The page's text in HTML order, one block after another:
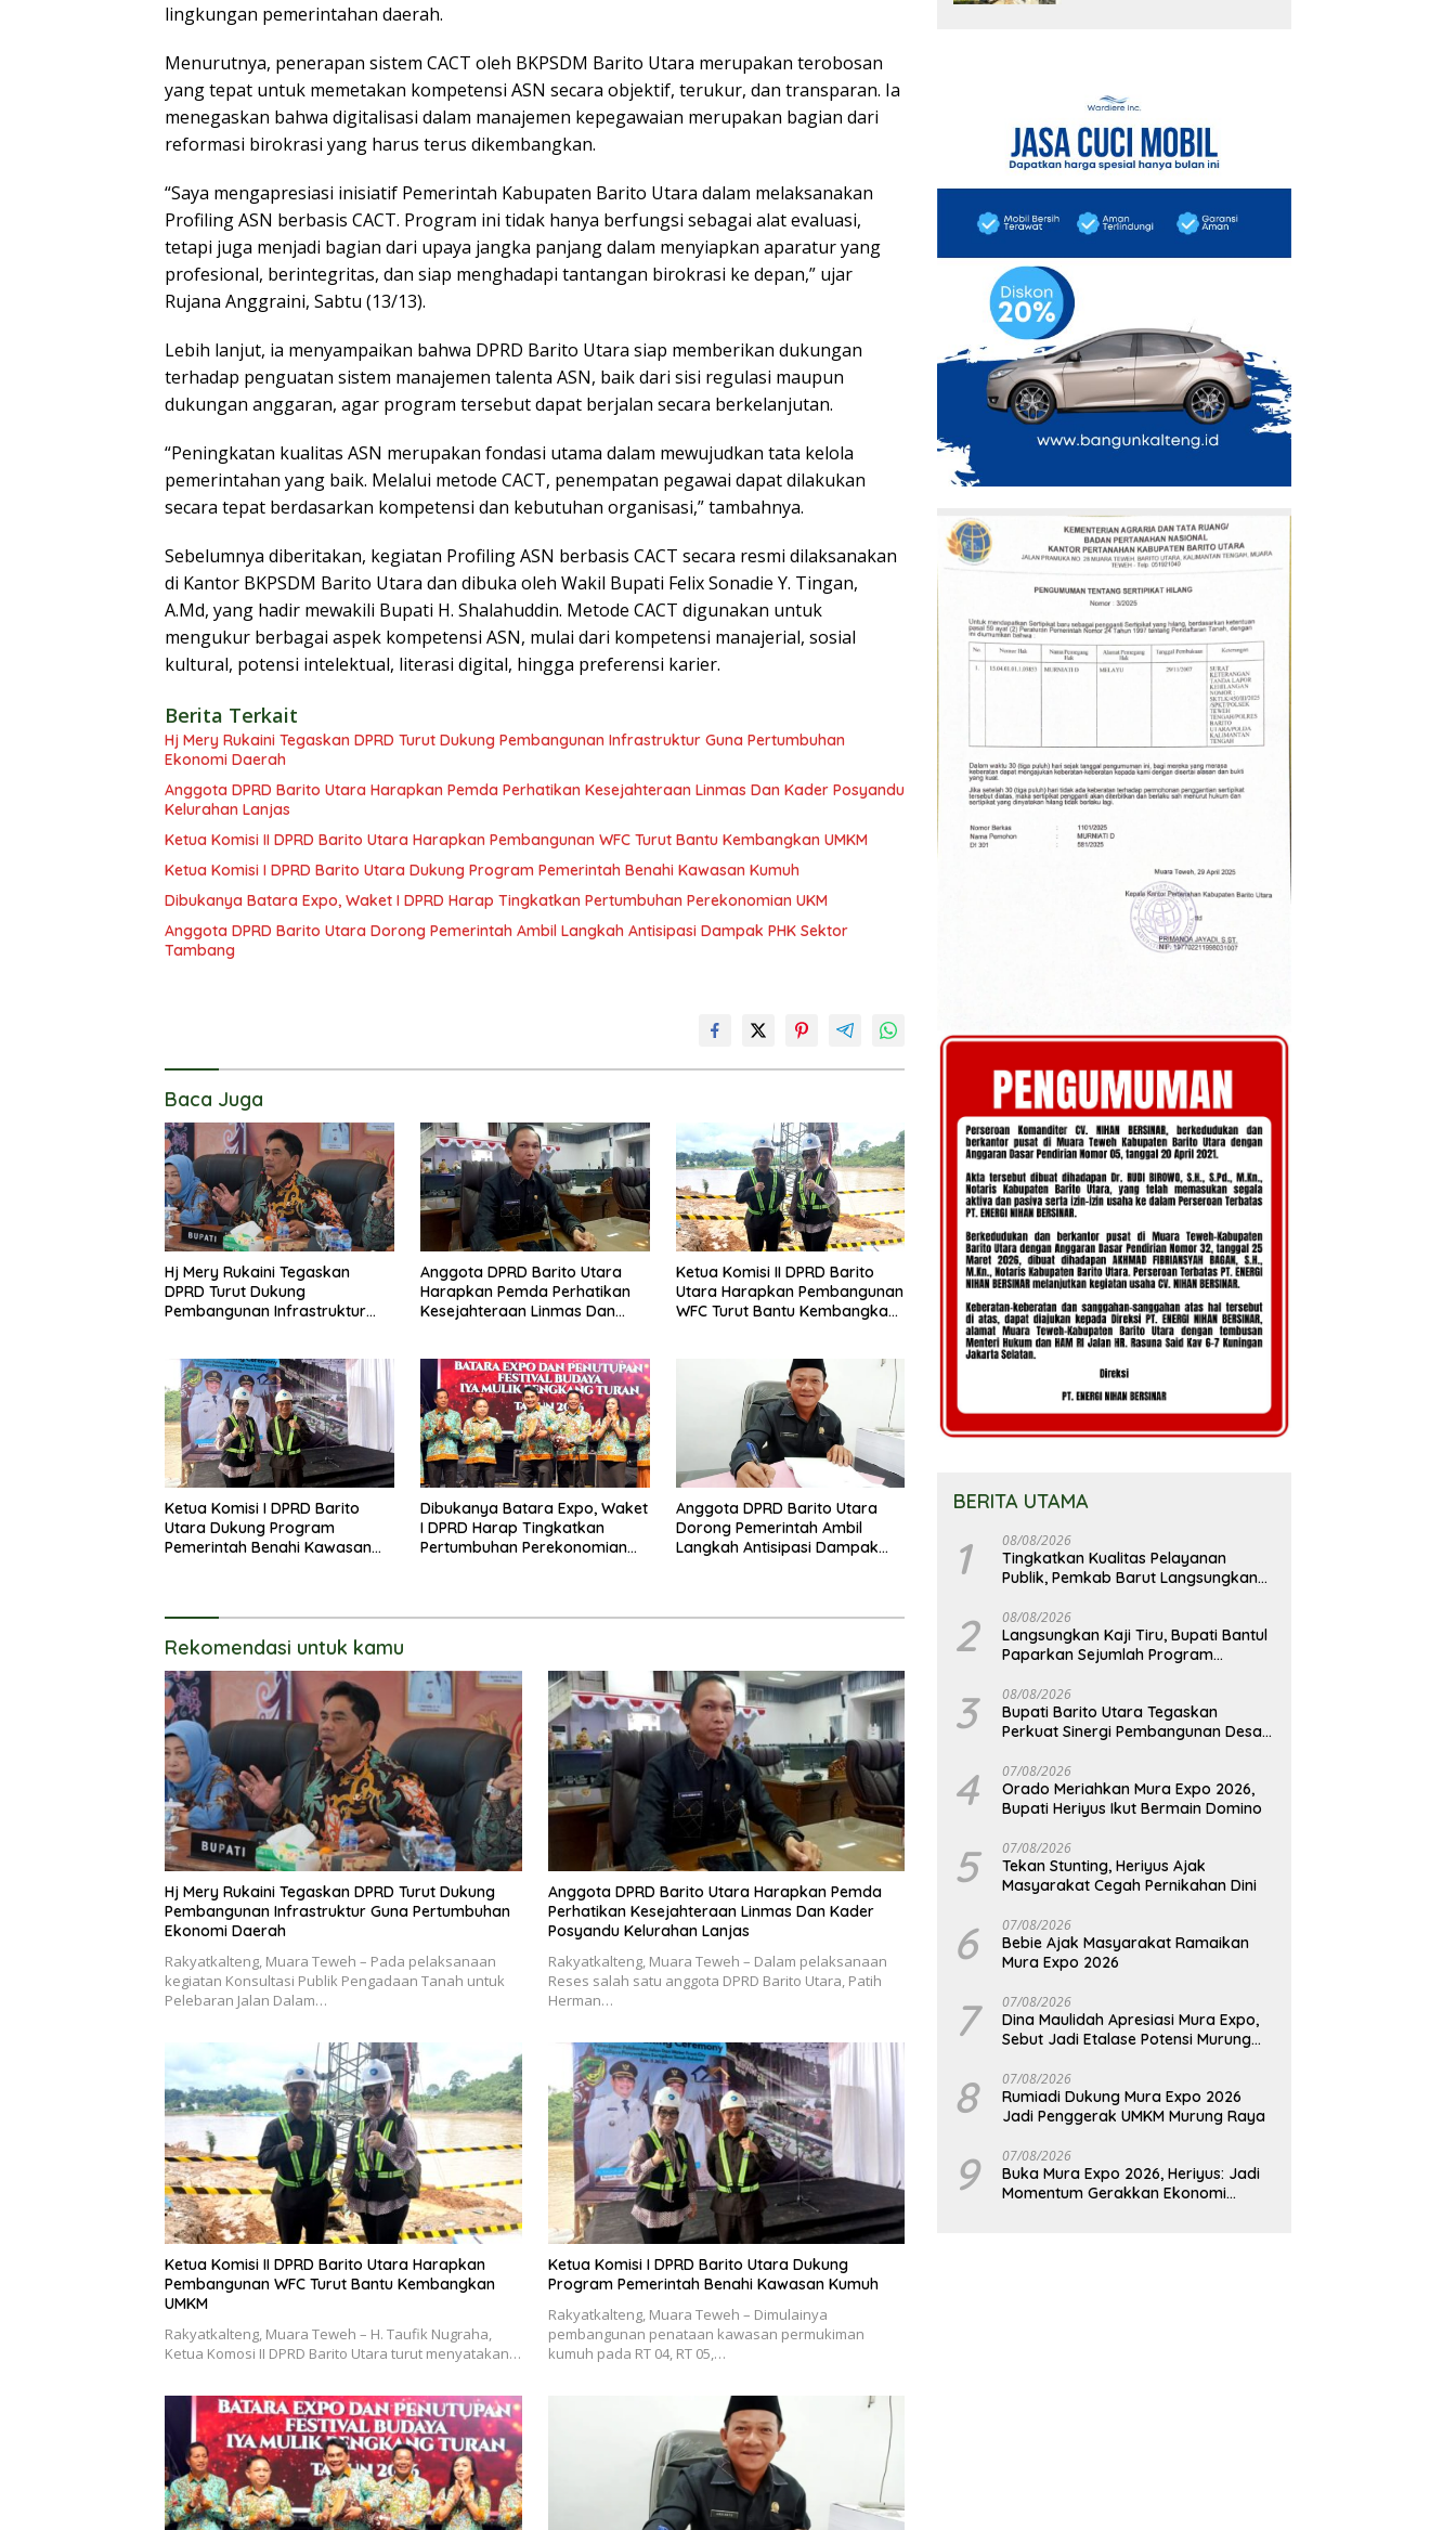
lingkungan pemerintahan daerah.
Menurutnya, penerapan sistem CACT oleh BKPSDM Barito Utara merupakan terobosan
yang tepat untuk memetakan kompetensi ASN secara objektif, terukur, dan transparan. Ia
menegaskan bahwa digitalisasi dalam manajemen kepegawaian merupakan bagian dari
reformasi birokrasi yang harus terus dikembangkan.
“Saya mengapresiasi inisiatif Pemerintah Kabupaten Barito Utara dalam melaksanakan
Profiling ASN berbasis CACT. Program ini tidak hanya berfungsi sebagai alat evaluasi,
tetapi juga menjadi bagian dari upaya jangka panjang dalam menyiapkan aparatur yang
profesional, berintegritas, dan siap menghadapi tantangan birokrasi ke depan,” ujar
Rujana Anggraini, Sabtu (13/13).
Lebih lanjut, ia menyampaikan bahwa DPRD Barito Utara siap memberikan dukungan
terhadap penguatan sistem manajemen talenta ASN, baik dari sisi regulasi maupun
dukungan anggaran, agar program tersebut dapat berjalan secara berkelanjutan.
“Peningkatan kualitas ASN merupakan fondasi utama dalam mewujudkan tata kelola
pemerintahan yang baik. Melalui metode CACT, penempatan pegawai dapat dilakukan
secara tepat berdasarkan kompetensi dan kebutuhan organisasi,” tambahnya.
Sebelumnya diberitakan, kegiatan Profiling ASN berbasis CACT secara resmi dilaksanakan
di Kantor BKPSDM Barito Utara dan dibuka oleh Wakil Bupati Felix Sonadie Y. Tingan,
A.Md, yang hadir mewakili Bupati H. Shalahuddin. Metode CACT digunakan untuk
mengukur berbagai aspek kompetensi ASN, mulai dari kompetensi manajerial, sosial
kultural, potensi intelektual, literasi digital, hingga preferensi karier.
Berita Terkait
Hj Mery Rukaini Tegaskan DPRD Turut Dukung Pembangunan Infrastruktur Guna Pertumbuhan
Ekonomi Daerah
Anggota DPRD Barito Utara Harapkan Pemda Perhatikan Kesejahteraan Linmas Dan Kader Posyandu
Kelurahan Lanjas
Ketua Komisi II DPRD Barito Utara Harapkan Pembangunan WFC Turut Bantu Kembangkan UMKM
Ketua Komisi I DPRD Barito Utara Dukung Program Pemerintah Benahi Kawasan Kumuh
Dibukanya Batara Expo, Waket I DPRD Harap Tingkatkan Pertumbuhan Perekonomian UKM
Anggota DPRD Barito Utara Dorong Pemerintah Ambil Langkah Antisipasi Dampak PHK Sektor
Tambang
Baca Juga
Hj Mery Rukaini Tegaskan
DPRD Turut Dukung
Pembangunan Infrastruktur
Anggota DPRD Barito Utara
Harapkan Pemda Perhatikan
Kesejahteraan Linmas Dan
Ketua Komisi II DPRD Barito
Utara Harapkan Pembangunan
WFC Turut Bantu Kembangkan
Ketua Komisi I DPRD Barito
Utara Dukung Program
Pemerintah Benahi Kawasan
Dibukanya Batara Expo, Waket
I DPRD Harap Tingkatkan
Pertumbuhan Perekonomian
Anggota DPRD Barito Utara
Dorong Pemerintah Ambil
Langkah Antisipasi Dampak
Rekomendasi untuk kamu
Hj Mery Rukaini Tegaskan DPRD Turut Dukung
Pembangunan Infrastruktur Guna Pertumbuhan
Ekonomi Daerah
Rakyatkalteng, Muara Teweh – Pada pelaksanaan
kegiatan Konsultasi Publik Pengadaan Tanah untuk
Pelebaran Jalan Dalam…
Anggota DPRD Barito Utara Harapkan Pemda
Perhatikan Kesejahteraan Linmas Dan Kader
Posyandu Kelurahan Lanjas
Rakyatkalteng, Muara Teweh – Dalam pelaksanaan
Reses salah satu anggota DPRD Barito Utara, Patih
Herman…
Ketua Komisi II DPRD Barito Utara Harapkan
Pembangunan WFC Turut Bantu Kembangkan
UMKM
Rakyatkalteng, Muara Teweh – H. Taufik Nugraha,
Ketua Komosi II DPRD Barito Utara turut menyatakan…
Ketua Komisi I DPRD Barito Utara Dukung
Program Pemerintah Benahi Kawasan Kumuh
Rakyatkalteng, Muara Teweh – Dimulainya
pembangunan penataan kawasan permukiman
kumuh pada RT 04, RT 05,…
BERITA UTAMA
1 08/08/2026
Tingkatkan Kualitas Pelayanan
Publik, Pemkab Barut Langsungkan
Progo
2 08/08/2026
Langsungkan Kaji Tiru, Bupati Bantul
Paparkan Sejumlah Program
3 08/08/2026
Bupati Barito Utara Tegaskan
Perkuat Sinergi Pembangunan Desa
Hadapi Potensi Karhutla
4 07/08/2026
Orado Meriahkan Mura Expo 2026,
Bupati Heriyus Ikut Bermain Domino
5 07/08/2026
Tekan Stunting, Heriyus Ajak
Masyarakat Cegah Pernikahan Dini
6 07/08/2026
Bebie Ajak Masyarakat Ramaikan
Mura Expo 2026
7 07/08/2026
Dina Maulidah Apresiasi Mura Expo,
Sebut Jadi Etalase Potensi Murung
8 07/08/2026
Rumiadi Dukung Mura Expo 2026
Jadi Penggerak UMKM Murung Raya
9 07/08/2026
Buka Mura Expo 2026, Heriyus: Jadi
Momentum Gerakkan Ekonomi